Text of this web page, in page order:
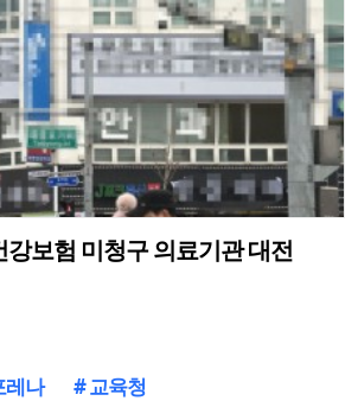
보험 미청구 의료기관 대전
레나 # 교육청